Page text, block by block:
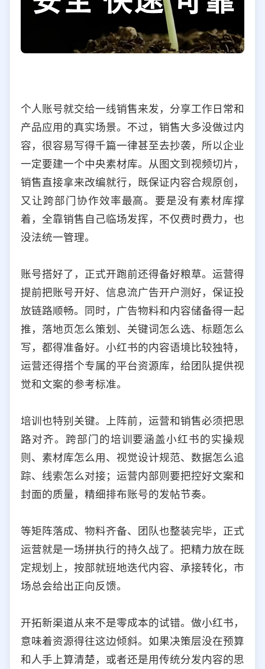
个人账号就交给一线销售来发，分享工作日常和
产品应用的真实场景。不过，销售大多没做过内
容，很容易写得千篇一律甚至去抄袭，所以企业
一定要建一个中央素材库。从图文到视频切片，
销售直接拿来改编就行，既保证内容合规原创，
又让跨部门协作效率最高。要是没有素材库撑
着，全靠销售自己临场发挥，不仅费时费力，也
没法统一管理。
账号搭好了，正式开跑前还得备好粮草。运营得
提前把账号开好、信息流广告开户测好，保证投
放链路顺畅。同时，广告物料和内容储备得一起
推，落地页怎么策划、关键词怎么选、标题怎么
写，都得准备好。小红书的内容语境比较独特，
运营还得搭个专属的平台资源库，给团队提供视
觉和文案的参考标准。
培训也特别关键。上阵前，运营和销售必须把思
路对齐。跨部门的培训要涵盖小红书的实操规
则、素材库怎么用、视觉设计规范、数据怎么追
踪、线索怎么对接；运营内部则要把控好文案和
封面的质量，精细排布账号的发帖节奏。
等矩阵落成、物料齐备、团队也整装完毕，正式
运营就是一场拼执行的持久战了。把精力放在既
定规划上，按部就班地迭代内容、承接转化，市
场总会给出正向反馈。
开拓新渠道从来不是零成本的试错。做小红书，
意味着资源得往这边倾斜。如果决策层没在预算
和人手上算清楚，或者还是用传统分发内容的思